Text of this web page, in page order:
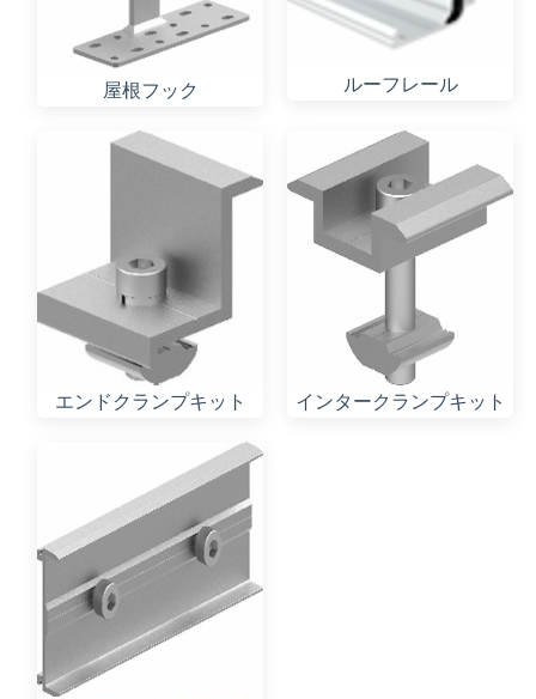
屋根フック ルーフレール
エンドクランプキット インタークランプキット